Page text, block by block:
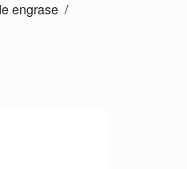
engrase